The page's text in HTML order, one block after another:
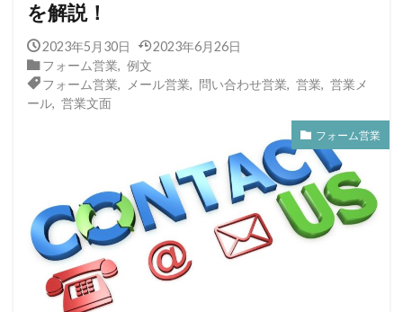
を解説！
2023年5月30日
2023年6月26日
フォーム営業
例文
フォーム営業
メール営業 問い合わせ営業 営業
営業メ
ール
営業文面
フォーム営業